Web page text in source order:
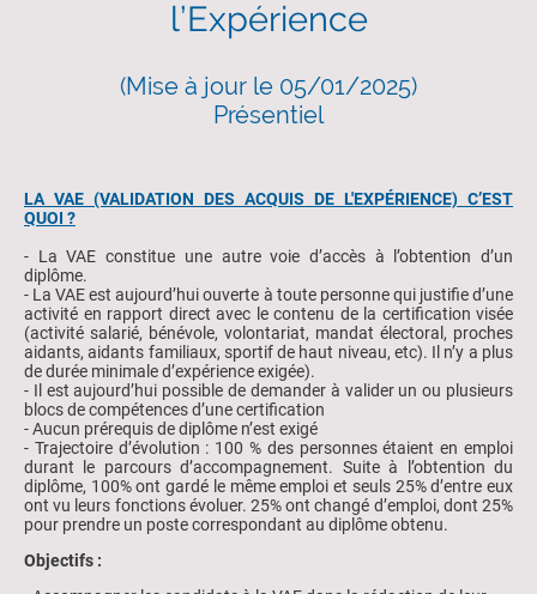
l’Expérience
(Mise à jour le 05/01/2025)
Présentiel
LA VAE (VALIDATION DES ACQUIS DE L'EXPÉRIENCE) C’EST
QUOI ?
- La VAE constitue une autre voie d’accès à l’obtention d’un
diplôme.
- La VAE est aujourd’hui ouverte à toute personne qui justifie d’une
activité en rapport direct avec le contenu de la certification visée
(activité salarié, bénévole, volontariat, mandat électoral, proches
aidants, aidants familiaux, sportif de haut niveau, etc). Il n’y a plus
de durée minimale d’expérience exigée).
- Il est aujourd’hui possible de demander à valider un ou plusieurs
blocs de compétences d’une certification
- Aucun prérequis de diplôme n’est exigé
- Trajectoire d’évolution : 100 % des personnes étaient en emploi
durant le parcours d’accompagnement. Suite à l’obtention du
diplôme, 100% ont gardé le même emploi et seuls 25% d’entre eux
ont vu leurs fonctions évoluer. 25% ont changé d’emploi, dont 25%
pour prendre un poste correspondant au diplôme obtenu.
Objectifs :